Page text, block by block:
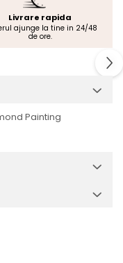
Livrare rapida
ajunge la tine in 24/48
de ore.
Painting